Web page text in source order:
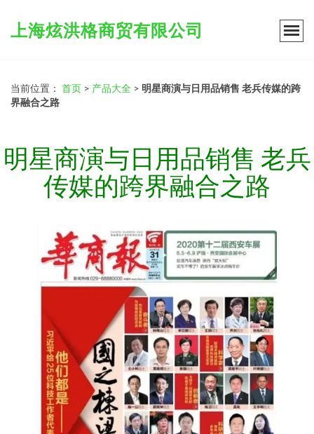
上海炫洪格商贸有限公司
当前位置： 首页 > 产品大全 > 明星商演与日用品销售 老兵传媒的跨
界融合之路
明星商演与日用品销售 老兵
传媒的跨界融合之路